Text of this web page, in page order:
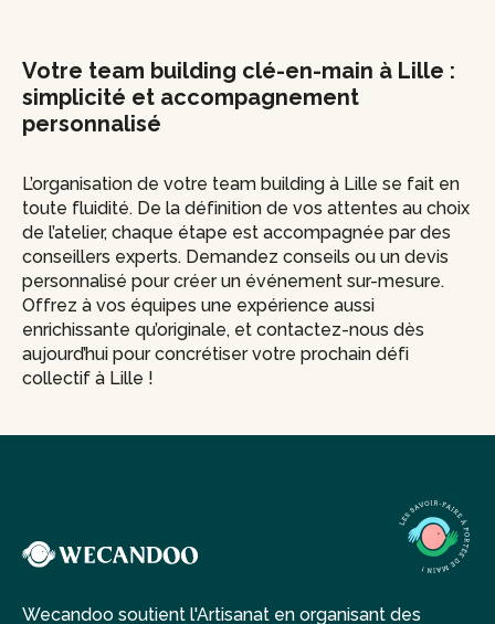
Votre team building clé-en-main à Lille :
simplicité et accompagnement
personnalisé
L’organisation de votre team building à Lille se fait en
toute fluidité. De la définition de vos attentes au choix
de l’atelier, chaque étape est accompagnée par des
conseillers experts. Demandez conseils ou un devis
personnalisé pour créer un événement sur-mesure.
Offrez à vos équipes une expérience aussi
enrichissante qu’originale, et contactez-nous dès
aujourd’hui pour concrétiser votre prochain défi
collectif à Lille !
Wecandoo soutient l'Artisanat en organisant des